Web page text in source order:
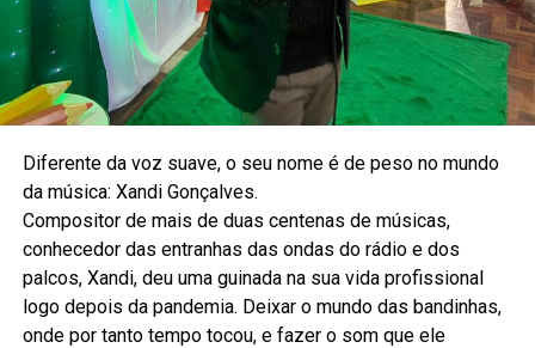
Diferente da voz suave, o seu nome é de peso no mundo
da música: Xandi Gonçalves.
Compositor de mais de duas centenas de músicas,
conhecedor das entranhas das ondas do rádio e dos
palcos, Xandi, deu uma guinada na sua vida profissional
logo depois da pandemia. Deixar o mundo das bandinhas,
onde por tanto tempo tocou, e fazer o som que ele